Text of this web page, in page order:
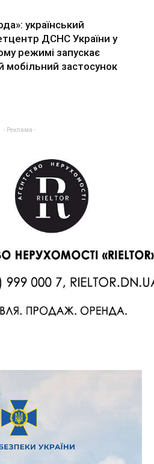
український
ДСНС України у
режимі запускає
мобільний застосунок
- Реклама -